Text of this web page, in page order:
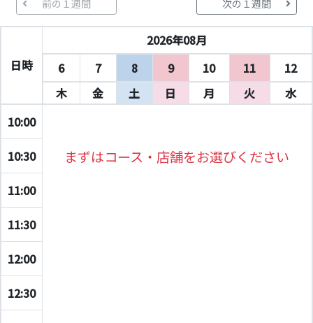
前の１週間 次の１週間
日時
2026年08月
6
7 8 9 10 11
12
木
金 土 日 月 火
水
10:00
まずはコース・店舗をお選びください
10:30
11:00
11:30
12:00
12:30